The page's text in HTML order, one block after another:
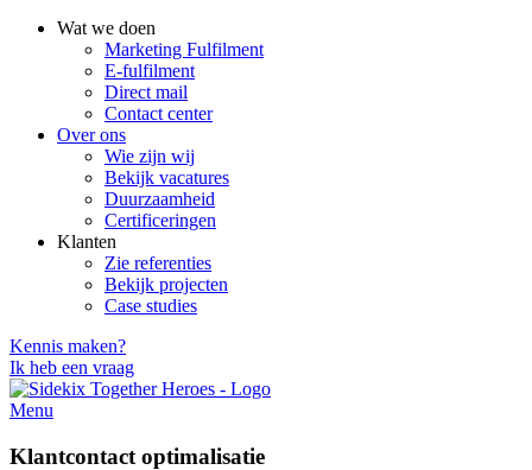
Wat we doen
Marketing Fulfilment
E-fulfilment
Direct mail
Contact center
Over ons
Wie zijn wij
Bekijk vacatures
Duurzaamheid
Certificeringen
Klanten
Zie referenties
Bekijk projecten
Case studies
Kennis maken?
Ik heb een vraag
Menu
Klantcontact optimalisatie